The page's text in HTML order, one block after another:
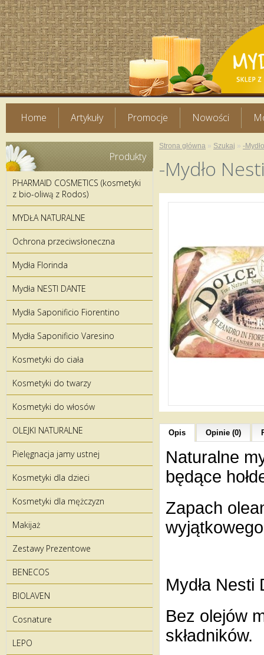
Home Artykuły Promocje Nowości
Produkty
PHARMAID COSMETICS (kosmetyki
z bio-oliwą z Rodos)
MYDŁA NATURALNE
Ochrona przeciwsłoneczna
Mydła Florinda
Mydła NESTI DANTE
Mydła Saponificio Fiorentino
Mydła Saponificio Varesino
Kosmetyki do ciała
Kosmetyki do twarzy
Kosmetyki do włosów
OLEJKI NATURALNE
Pielęgnacja jamy ustnej
Kosmetyki dla dzieci
Kosmetyki dla mężczyzn
Makijaż
Zestawy Prezentowe
BENECOS
BIOLAVEN
Cosnature
LEPO
Strona główna » Szukaj » -
-Mydło
Opis Opinie (0)
Naturalne
będące
Zapach
Mydła
Bez olejów
składników.